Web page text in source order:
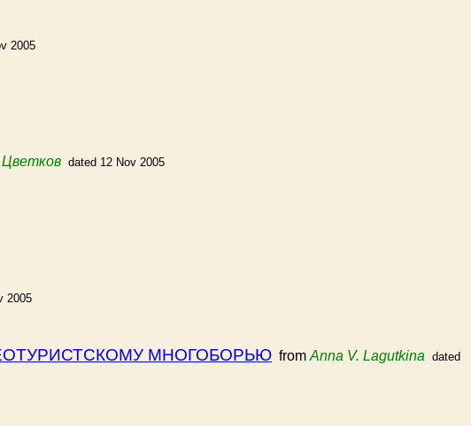
2005
Цветков dated 12 Nov 2005
2005
МНОГОБОРЬЮ from Anna V. Lagutkina dated